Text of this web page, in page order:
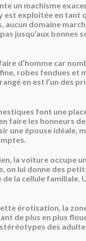
un machisme
est exploitée en tant
domaine
jusqu’aux bonnes
d’homme car
robes fendues et
en est l’un des
font une
faire les honneurs
une épouse idéale,
la voiture occupe
on lui donne des
la cellule familiale.
érotisation, la
de plus en plus
des